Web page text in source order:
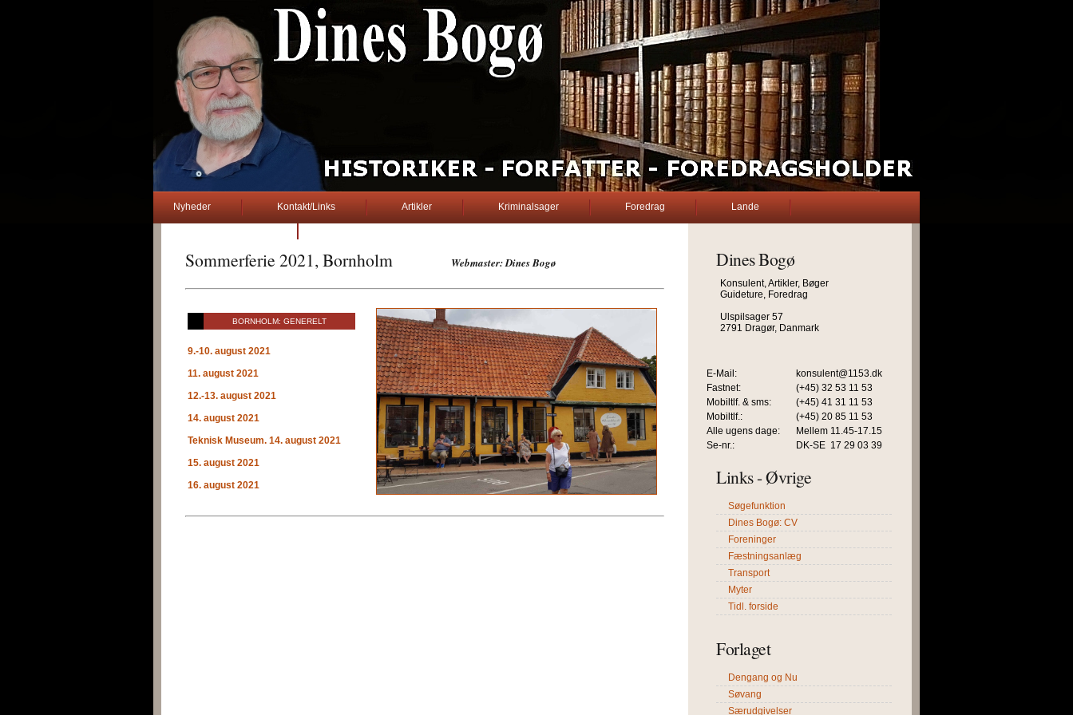
Nyheder Kontakt/Links Artikler Kriminalsager Foredrag Lande
Sommerferie 2021, Bornholm Webmaster: Dines Bogø
BORNHOLM: GENERELT
9.-10. august 2021
11. august 2021
12.-13. august 2021
14. august 2021
Teknisk Museum. 14. august 2021
15. august 2021
16. august 2021
Dines Bogø
Konsulent, Artikler, Bøger
Guideture, Foredrag
Ulspilsager 57
2791 Dragør, Danmark
E-Mail:
konsulent@1153.dk
Fastnet:
(+45) 32 53 11 53
Mobiltlf. & sms:
(+45) 41 31 11 53
Mobiltlf.:
(+45) 20 85 11 53
Alle ugens dage:
Mellem 11.45-17.15
Se-nr.:
DK-SE 17 29 03 39
Links - Øvrige
Søgefunktion
Dines Bogø: CV
Foreninger
Fæstningsanlæg
Transport
Myter
Tidl. forside
Forlaget
Dengang og Nu
Søvang
Særudgivelser